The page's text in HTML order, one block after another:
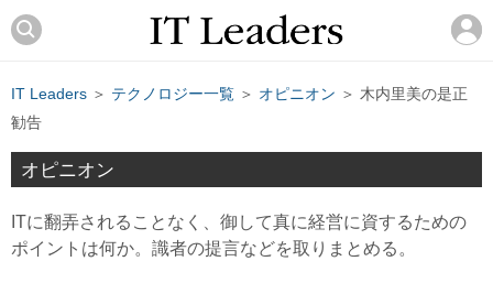
IT Leaders ＞ テクノロジー一覧 ＞ オピニオン ＞ 木内里美の是正
勧告
オピニオン
ITに翻弄されることなく、御して真に経営に資するための
ポイントは何か。識者の提言などを取りまとめる。